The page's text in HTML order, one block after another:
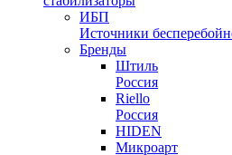
ИБП
Источники
Бренды
Штиль
Россия
Riello
Россия
HIDEN
Микроарт